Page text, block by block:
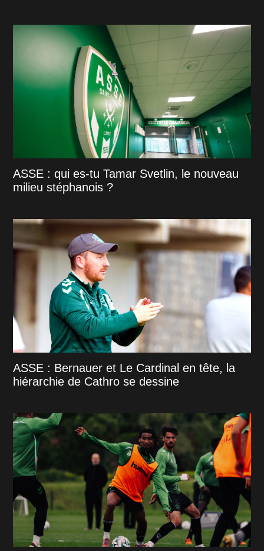
ASSE : qui es-tu Tamar Svetlin, le nouveau
milieu stéphanois ?
ASSE : Bernauer et Le Cardinal en tête, la
hiérarchie de Cathro se dessine